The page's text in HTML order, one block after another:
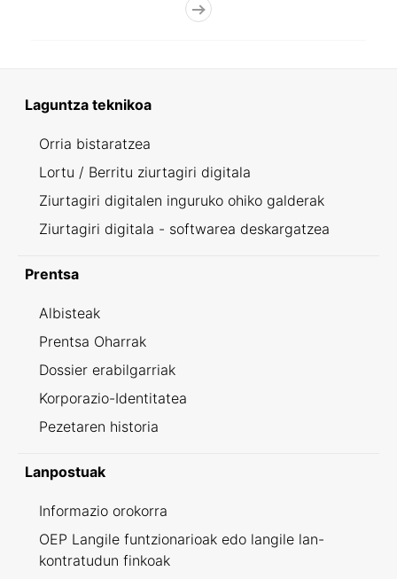
Laguntza teknikoa
Orria bistaratzea
Lortu / Berritu ziurtagiri digitala
Ziurtagiri digitalen inguruko ohiko galderak
Ziurtagiri digitala - softwarea deskargatzea
Prentsa
Albisteak
Prentsa Oharrak
Dossier erabilgarriak
Korporazio-Identitatea
Pezetaren historia
Lanpostuak
Informazio orokorra
OEP Langile funtzionarioak edo langile lan-
kontratudun finkoak